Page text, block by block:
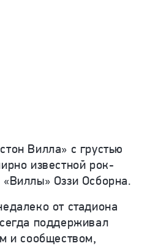
Вилла» с грустью
известной рок-
Оззи Осборна.
от стадиона
поддерживал
и сообществом,